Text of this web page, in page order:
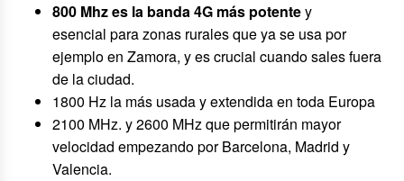
800 Mhz es la banda 4G más potentey
esencial para zonas rurales que ya se usa por
ejemplo en Zamora, y es crucial cuando sales fuera
de la ciudad.
1800 Hz la más usada y extendida en toda Europa
2100 MHz. y 2600 MHz que permitirán mayor
velocidad empezando por Barcelona, Madrid y
Valencia.